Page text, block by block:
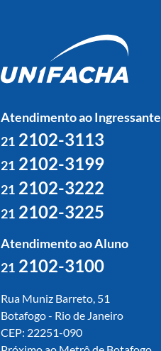
Atendimento ao Ingressante
21 2102-3113
21 2102-3199
21 2102-3222
21 2102-3225
Atendimento ao Aluno
21 2102-3100
Rua Muniz Barreto, 51
Botafogo - Rio de Janeiro
CEP: 22251-090